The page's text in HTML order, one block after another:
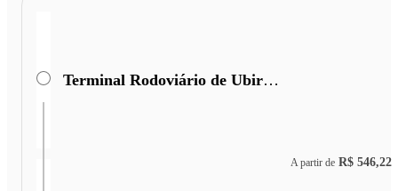
Terminal Rodoviário de Ubiratã
A partir de R$ 546,22